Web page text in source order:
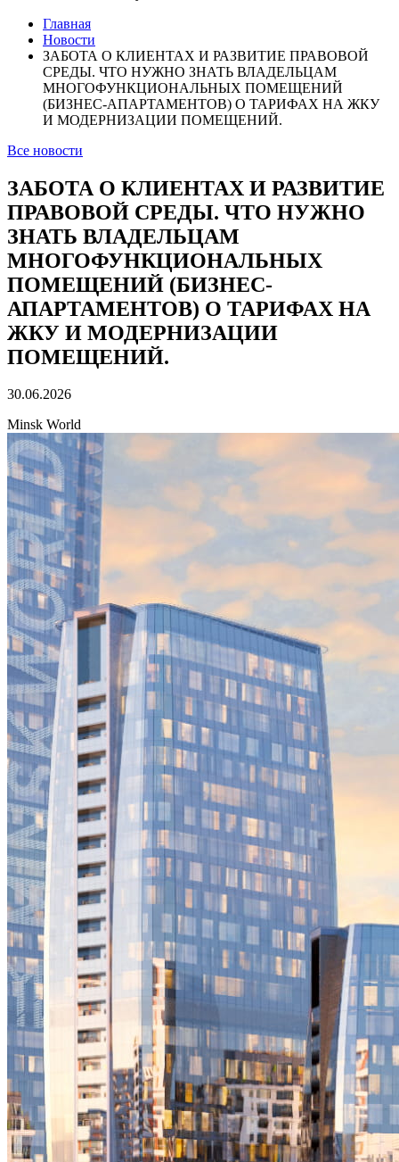
Главная
Новости
ЗАБОТА О КЛИЕНТАХ И РАЗВИТИЕ ПРАВОВОЙ
СРЕДЫ. ЧТО НУЖНО ЗНАТЬ ВЛАДЕЛЬЦАМ
МНОГОФУНКЦИОНАЛЬНЫХ ПОМЕЩЕНИЙ
(БИЗНЕС-АПАРТАМЕНТОВ) О ТАРИФАХ НА ЖКУ
И МОДЕРНИЗАЦИИ ПОМЕЩЕНИЙ.
Все новости
ЗАБОТА О КЛИЕНТАХ И РАЗВИТИЕ
ПРАВОВОЙ СРЕДЫ. ЧТО НУЖНО
ЗНАТЬ ВЛАДЕЛЬЦАМ
МНОГОФУНКЦИОНАЛЬНЫХ
ПОМЕЩЕНИЙ (БИЗНЕС-
АПАРТАМЕНТОВ) О ТАРИФАХ НА
ЖКУ И МОДЕРНИЗАЦИИ
ПОМЕЩЕНИЙ.
30.06.2026
Minsk World